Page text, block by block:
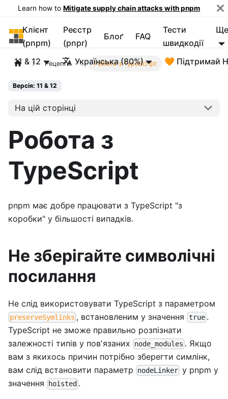
Learn how to Mitigate supply chain attacks with pnpm
pnpm
Клієнт
(pnpm)
Реєстр
(pnpr)
Блоґ FAQ
Тести
швидкодії
Ще
11 & 12 Українська (80%) 🧡 Підтримай
Рецепти Робота з TypeScript
Версія: 11 & 12
На цій сторінці
Робота з
TypeScript
pnpm має добре працювати з TypeScript "з
коробки" у більшості випадків.
Не зберігайте символічні
посилання
Не слід використовувати TypeScript з параметром
preserveSymlinks , встановленим у значення true.
TypeScript не зможе правильно розпізнати
залежності типів у повʼязаних
node_modules . Якщо
вам з якихось причин потрібно зберегти симлінк,
вам слід встановити параметр
nodeLinker у pnpm у
значення
hoisted .